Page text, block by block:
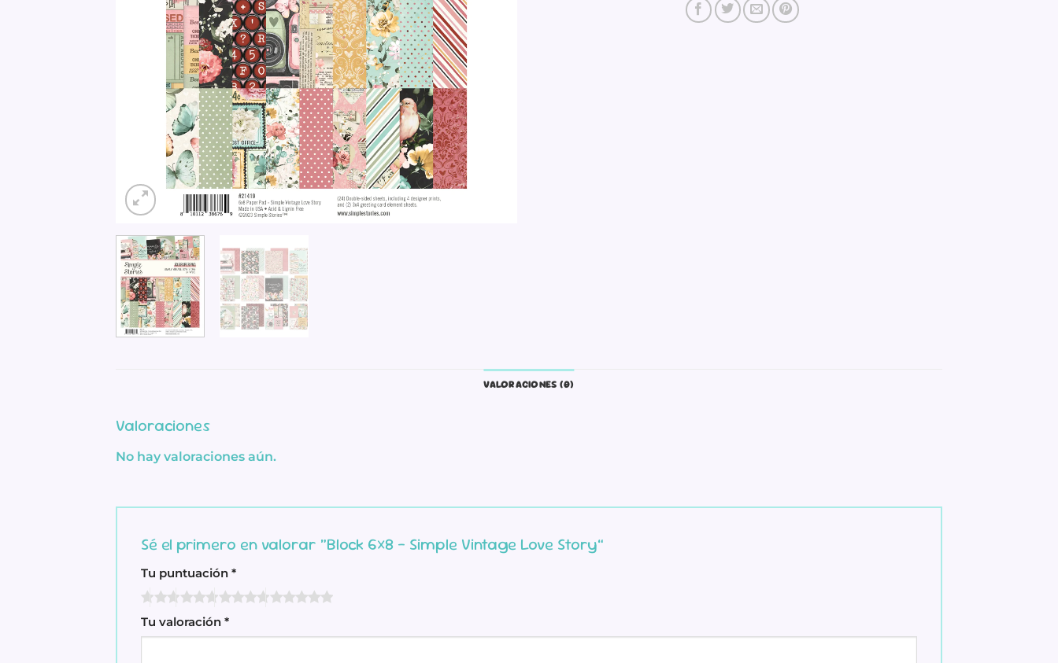
VALORACIONES (0)
Valoraciones
No hay valoraciones aún.
Sé el primero en valorar “Block 6×8 – Simple Vintage Love Story”
Tu puntuación *
Tu valoración *